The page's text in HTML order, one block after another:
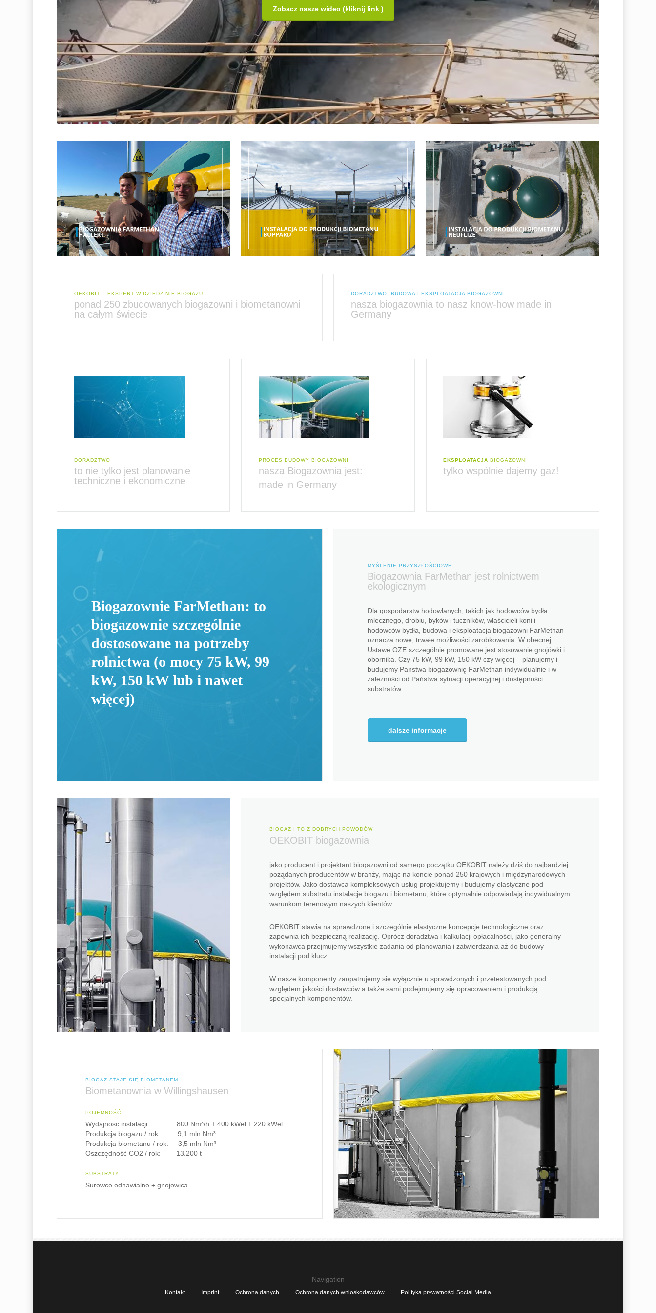
Zobacz nasze wideo (kliknij link )
OEKOBIT – EKSPERT W DZIEDZINIE BIOGAZU
ponad 250 zbudowanych biogazowni i biometanowni
na całym świecie
DORADZTWO, BUDOWA I EKSPLOATACJA BIOGAZOWNI
nasza biogazownia to nasz know-how made in
Germany
DORADZTWO
to nie tylko jest planowanie
techniczne i ekonomiczne
PROCES BUDOWY BIOGAZOWNI
nasza Biogazownia jest:
made in Germany
EKSPLOATACJABIOGAZOWNI
tylko wspólnie dajemy gaz!
Biogazownie FarMethan: to
biogazownie szczególnie
dostosowane na potrzeby
rolnictwa (o mocy 75 kW, 99
kW, 150 kW lub i nawet
więcej)
MYŚLENIE PRZYSZŁOŚCIOWE:
Biogazownia FarMethan jest rolnictwem
ekologicznym
Dla gospodarstw hodowlanych, takich jak hodowców bydła
mlecznego, drobiu, byków i tuczników, właścicieli koni i
hodowców bydła, budowa i eksploatacja biogazowni FarMethan
oznacza nowe, trwałe możliwości zarobkowania. W obecnej
Ustawe OZE szczególnie promowane jest stosowanie gnojówki i
obornika. Czy 75 kW, 99 kW, 150 kW czy więcej – planujemy i
budujemy Państwa biogazownię FarMethan indywidualnie i w
zależności od Państwa sytuacji operacyjnej i dostępności
substratów.
dalsze informacje
BIOGAZ I TO Z DOBRYCH POWODÓW
OEKOBIT biogazownia
jako producent i projektant biogazowni od samego początku OEKOBIT należy dziś do najbardziej
pożądanych producentów w branży, mając na koncie ponad 250 krajowych i międzynarodowych
projektów. Jako dostawca kompleksowych usług projektujemy i budujemy elastyczne pod
względem substratu instalacje biogazu i biometanu, które optymalnie odpowiadają indywidualnym
warunkom terenowym naszych klientów.
OEKOBIT stawia na sprawdzone i szczególnie elastyczne koncepcje technologiczne oraz
zapewnia ich bezpieczną realizację. Oprócz doradztwa i kalkulacji opłacalności, jako generalny
wykonawca przejmujemy wszystkie zadania od planowania i zatwierdzania aż do budowy
instalacji pod klucz.
W nasze komponenty zaopatrujemy się wyłącznie u sprawdzonych i przetestowanych pod
względem jakości dostawców a także sami podejmujemy się opracowaniem i produkcją
specjalnych komponentów.
BIOGAZ STAJE SIĘ BIOMETANEM
Biometanownia w Willingshausen
POJEMNOŚĆ:
Wydajność instalacji: 800 Nm³/h + 400 kWel + 220 kWel
Produkcja biogazu / rok: 9,1 mln Nm³
Produkcja biometanu / rok: 3,5 mln Nm³
Oszczędność CO2 / rok: 13.200 t
SUBSTRATY:
Surowce odnawialne + gnojowica
Navigation
Kontakt Imprint Ochrona danych Ochrona danych wnioskodawców Polityka prywatności Social Media